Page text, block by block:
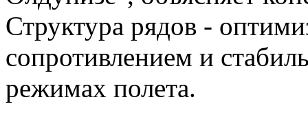
Структура рядов -
сопротивлением и
режимах полета.